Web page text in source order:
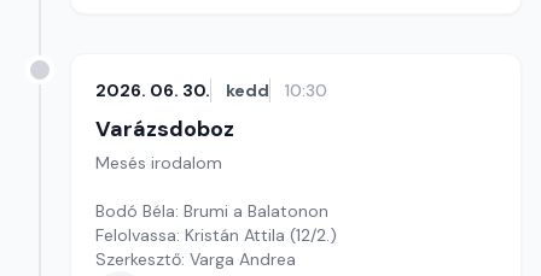
2026. 06. 30. kedd 10:30
Varázsdoboz
Mesés irodalom
Bodó Béla: Brumi a Balatonon
Felolvassa: Kristán Attila (12/2.)
Szerkesztő: Varga Andrea